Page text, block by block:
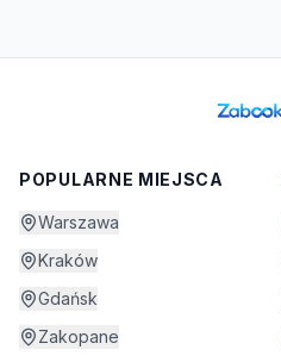
POPULARNE MIEJSCA
Warszawa
Kraków
Gdańsk
Zakopane